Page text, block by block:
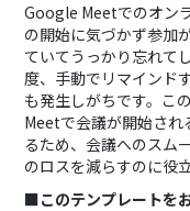
Google Meetでのオン
の開始に気づかず参加
ていてうっかり忘れて
度、手動でリマインド
も発生しがちです。こ
Meetで会議が開始さ
るため、会議へのスム
のロスを減らすのに役
■このテンプレートを